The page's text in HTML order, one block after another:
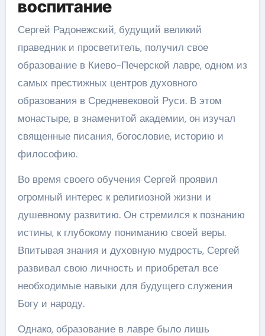
воспитание
Сергей Радонежский, будущий великий
праведник и просветитель, получил свое
образование в Киево-Печерской лавре, одном из
самых престижных центров духовного
образования в Средневековой Руси. В этом
монастыре, в знаменитой академии, он изучал
священные писания, богословие, историю и
философию.
Во время своего обучения Сергей проявил
огромный интерес к религиозной жизни и
душевному развитию. Он стремился к познанию
истины, к глубокому пониманию своей веры.
Впитывая знания и духовную мудрость, Сергей
развивал свою личность и приобретал все
необходимые навыки для будущего служения
Богу и народу.
Однако, образование в лавре было лишь